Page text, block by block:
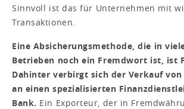
Sinnvoll ist das für Unternehmen mit
Transaktionen.
Eine Absicherungsmethode, die in
Betrieben noch ein Fremdwort ist, ist
Dahinter verbirgt sich der Verkauf
an einen spezialisierten
Bank. Ein Exporteur, der in